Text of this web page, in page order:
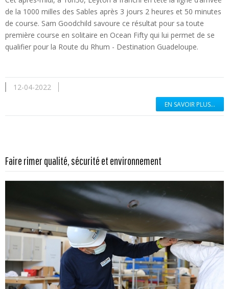
de la 1000 milles des Sables après 3 jours 2 heures et 50 minutes
de course. Sam Goodchild savoure ce résultat pour sa toute
première course en solitaire en Ocean Fifty qui lui permet de se
qualifier pour la Route du Rhum - Destination Guadeloupe.
12-04-2022
EN SAVOIR PLUS...
Faire rimer qualité, sécurité et environnement